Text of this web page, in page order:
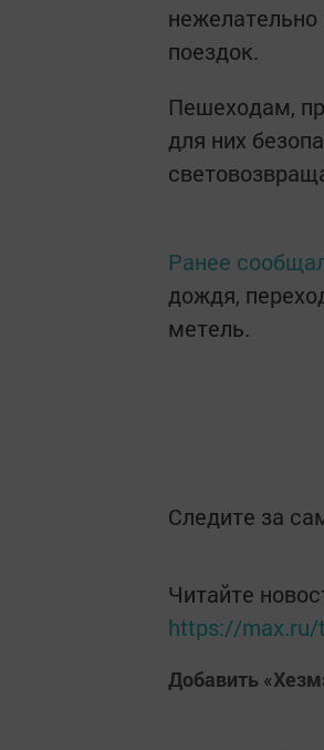
нежелательно
поездок.
Пешеходам,
для них
Ранее
дождя,
метель.
Следите за
Читайте
https://max.ru/
Добавить